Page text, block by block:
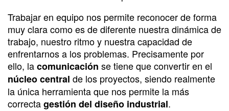
Trabajar en equipo nos permite reconocer de forma
muy clara como es de diferente nuestra dinámica de
trabajo, nuestro ritmo y nuestra capacidad de
enfrentarnos a los problemas. Precisamente por
ello, lacomunicación se tiene que convertir en el
núcleo central de los proyectos, siendo realmente
la única herramienta que nos permite la más
correctagestión del diseño industrial.